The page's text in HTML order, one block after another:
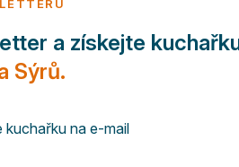
a získejte
Sýrů.
kuchařku na e-mail